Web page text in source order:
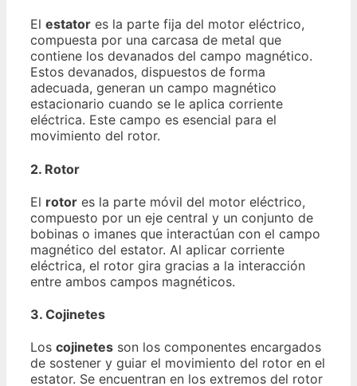
El estator es la parte fija del motor eléctrico,
compuesta por una carcasa de metal que
contiene los devanados del campo magnético.
Estos devanados, dispuestos de forma
adecuada, generan un campo magnético
estacionario cuando se le aplica corriente
eléctrica. Este campo es esencial para el
movimiento del rotor.
2. Rotor
El rotor es la parte móvil del motor eléctrico,
compuesto por un eje central y un conjunto de
bobinas o imanes que interactúan con el campo
magnético del estator. Al aplicar corriente
eléctrica, el rotor gira gracias a la interacción
entre ambos campos magnéticos.
3. Cojinetes
Los cojinetes son los componentes encargados
de sostener y guiar el movimiento del rotor en el
estator. Se encuentran en los extremos del rotor